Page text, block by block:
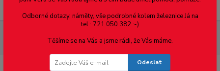
izolované, RP25, TT, MD 3005
Odborné dotazy, náměty, vše podrobné kolem železnice Já na
tel.: 721 050 382 :-)
Těšíme se na Vás a jsme rádi, že Vás máme.
Odeslat